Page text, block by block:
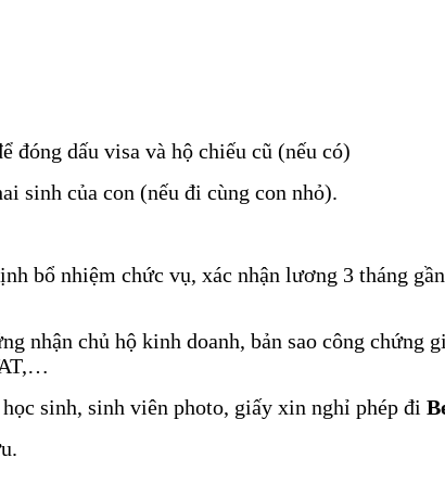
đóng dấu visa và hộ chiếu cũ (nếu có)
sinh của con (nếu đi cùng con nhỏ).
bổ nhiệm chức vụ, xác nhận lương 3 tháng
nhận chủ hộ kinh doanh, bản sao công chứng
sinh, sinh viên photo, giấy xin nghỉ phép đi